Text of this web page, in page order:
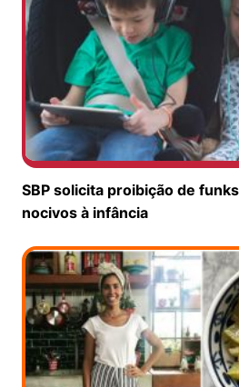
SBP solicita proibição de
nocivos à infância